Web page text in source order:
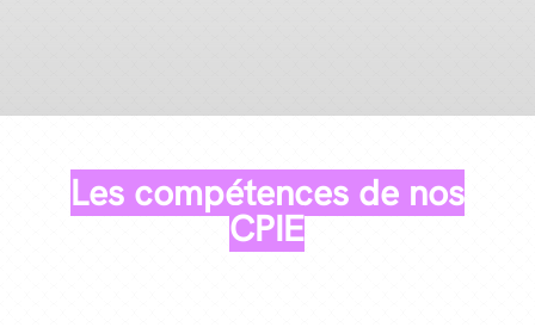
Les compétences de nos
CPIE